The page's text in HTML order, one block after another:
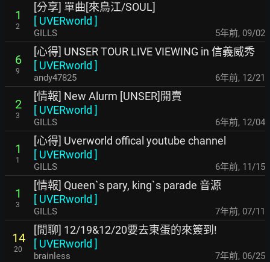
1
2
[分享] 單曲[來鳥江/SOUL]
[ UVERworld ]
GILLS 5年前, 09/02
6
9
[心得] UNSER TOUR LIVE VIEWING in 信義威秀
[ UVERworld ]
andy47825 6年前, 12/21
2
3
[情報] New Alurm [UNSER]開賣
[ UVERworld ]
GILLS 6年前, 12/04
1
1
[心得] Uverworld offical youtube channel
[ UVERworld ]
GILLS 6年前, 11/15
1
3
[情報] Queen`s pary, king`s parade 音源
[ UVERworld ]
GILLS 7年前, 07/11
14
20
[閒聊] 12/19&12/20要去東蛋的來簽到!
[ UVERworld ]
brainless 7年前, 06/25